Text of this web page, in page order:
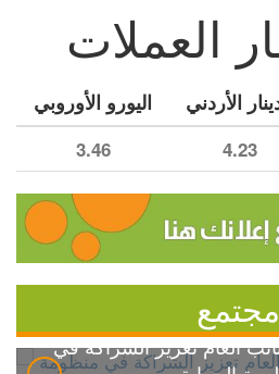
العملات
الأردني اليورو الأوروبي
4.23
3.46
مجتمع
العام تعزيز الشراكة في